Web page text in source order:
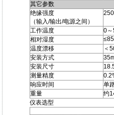
其它参数
绝缘强度
（输入/输出/电源之间）
工作温度
0
相对湿度
温度漂移
＜
安装方式
安装尺寸
测量精度
响应时间
单
重量
约
仪表选型